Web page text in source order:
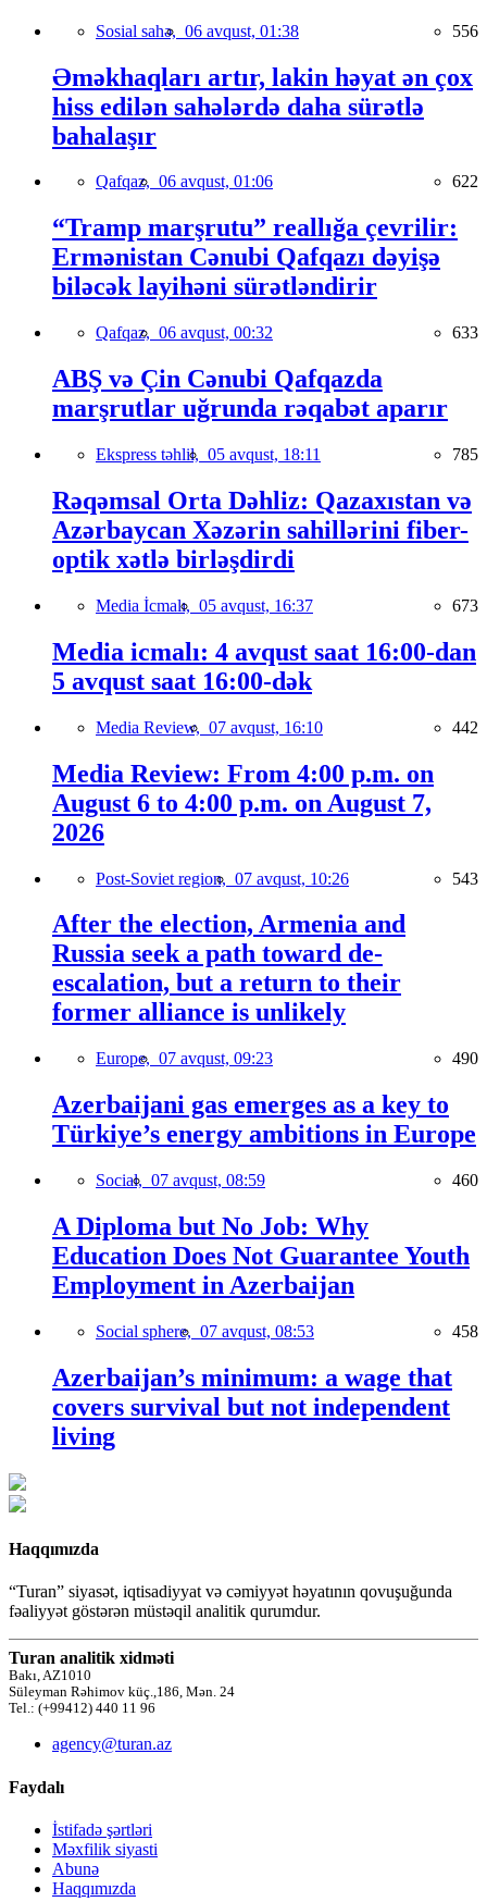
Sosial sahə, 06 avqust, 01:38 556
Əməkhaqları artır, lakin həyat ən çox
hiss edilən sahələrdə daha sürətlə
bahalaşır
Qafqaz, 06 avqust, 01:06 622
“Tramp marşrutu” reallığa çevrilir:
Ermənistan Cənubi Qafqazı dəyişə
biləcək layihəni sürətləndirir
Qafqaz, 06 avqust, 00:32 633
ABŞ və Çin Cənubi Qafqazda
marşrutlar uğrunda rəqabət aparır
Ekspress təhlil, 05 avqust, 18:11 785
Rəqəmsal Orta Dəhliz: Qazaxıstan və
Azərbaycan Xəzərin sahillərini fiber-
optik xətlə birləşdirdi
Media İcmalı, 05 avqust, 16:37 673
Media icmalı: 4 avqust saat 16:00-dan
5 avqust saat 16:00-dək
Media Review, 07 avqust, 16:10 442
Media Review: From 4:00 p.m. on
August 6 to 4:00 p.m. on August 7,
2026
Post-Soviet region, 07 avqust, 10:26 543
After the election, Armenia and
Russia seek a path toward de-
escalation, but a return to their
former alliance is unlikely
Europe, 07 avqust, 09:23 490
Azerbaijani gas emerges as a key to
Türkiye’s energy ambitions in Europe
Social, 07 avqust, 08:59 460
A Diploma but No Job: Why
Education Does Not Guarantee Youth
Employment in Azerbaijan
Social sphere, 07 avqust, 08:53 458
Azerbaijan’s minimum: a wage that
covers survival but not independent
living
Haqqımızda
“Turan” siyasət, iqtisadiyyat və cəmiyyət həyatının qovuşuğunda
fəaliyyət göstərən müstəqil analitik qurumdur.
Turan analitik xidməti
Bakı, AZ1010
Süleyman Rəhimov küç.,186, Mən. 24
Tel.: (+99412) 440 11 96
agency@turan.az
Faydalı
İstifadə şərtləri
Məxfilik siyasti
Abunə
Haqqımızda